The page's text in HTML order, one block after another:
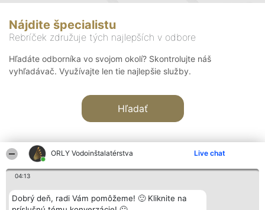
ORLY Vodoinštalatérstva Live chat
04:13
Dobrý deň, radi Vám pomôžeme! 🙂 Kliknite na
Nájdite špecialistu
Rebríček združuje tých najlepších v odbore
Hľadáte odborníka vo svojom okolí? Skontrolujte náš
vyhľadávač. Využívajte len tie najlepšie služby.
Hľadať
Organizátor hodnotenia
Bright Side Solutions sp. z o.
Hodnotenie
Laureáti
Kontakt
Kontakt